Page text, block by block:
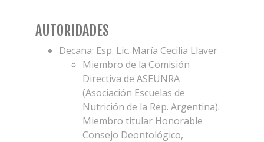
AUTORIDADES
Decana: Esp. Lic. María Cecilia Llaver
Miembro de la Comisión
Directiva de ASEUNRA
(Asociación Escuelas de
Nutrición de la Rep. Argentina).
Miembro titular Honorable
Consejo Deontológico,